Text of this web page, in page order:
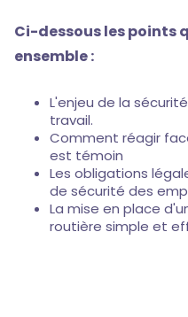
Ci-dessous les points
ensemble :
L'enjeu de la
travail.
Comment réagir
est témoin
Les obligations
de sécurité des
La mise en place
routière simple et